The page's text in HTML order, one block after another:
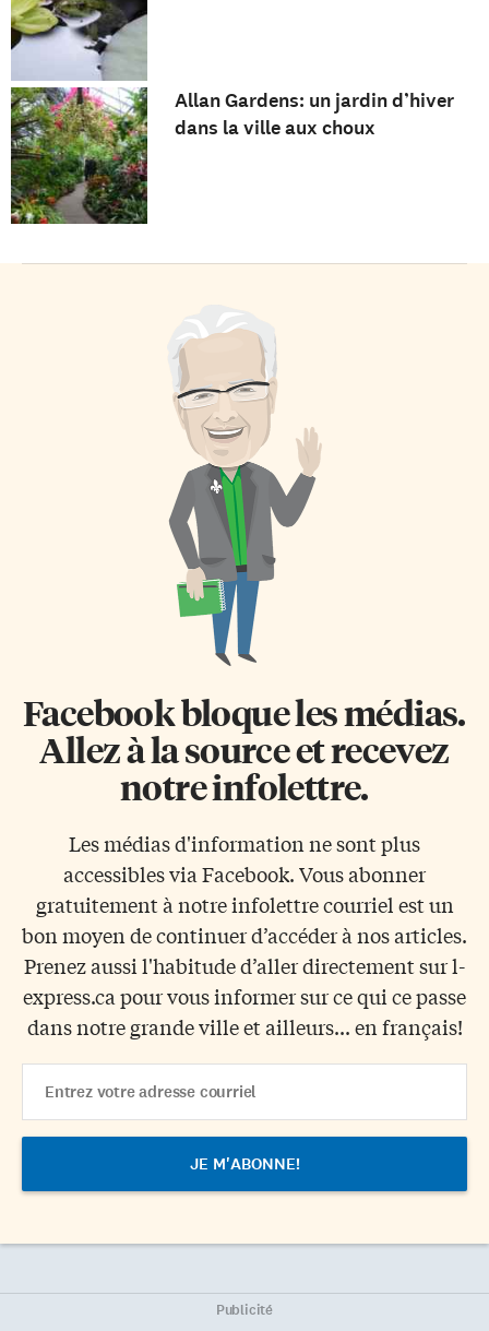
Allan Gardens: un jardin d’hiver
dans la ville aux choux
Facebook bloque les médias.
Allez à la source et recevez
notre infolettre.
Les médias d'information ne sont plus
accessibles via Facebook. Vous abonner
gratuitement à notre infolettre courriel est un
bon moyen de continuer d’accéder à nos articles.
Prenez aussi l'habitude d’aller directement sur l-
express.ca pour vous informer sur ce qui ce passe
dans notre grande ville et ailleurs... en français!
Address
Publicité